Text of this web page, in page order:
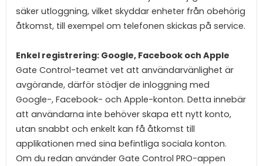
säker utloggning, vilket skyddar enheter från obehörig
åtkomst, till exempel om telefonen skickas på service.
Enkel registrering: Google, Facebook och Apple
Gate Control-teamet vet att användarvänlighet är
avgörande, därför stödjer de inloggning med
Google-, Facebook- och Apple-konton. Detta innebär
att användarna inte behöver skapa ett nytt konto,
utan snabbt och enkelt kan få åtkomst till
applikationen med sina befintliga sociala konton.
Om du redan använder Gate Control PRO-appen